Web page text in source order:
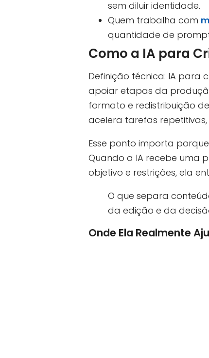
sem diluir identidade.
Quem trabalha com
quantidade de
Como a IA para
Definição técnica: IA para
apoiar etapas da
formato e redistribuição
acelera tarefas
Esse ponto importa
Quando a IA recebe uma
objetivo e restrições, ela
O que separa
da edição e da
Onde Ela Realmente